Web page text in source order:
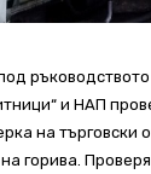
и НАП
на търговски
горива.